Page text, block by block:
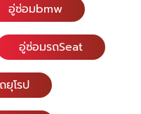
อู่ซ่อมbmw
อู่ซ่อมรถSeat
ยุโรป